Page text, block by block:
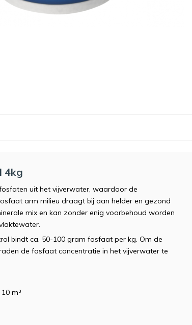
4kg
uit het vijverwater, waardoor de
arm milieu draagt bij aan helder en gezond
mix en kan zonder enig voorbehoud worden
bindt ca. 50-100 gram fosfaat per kg. Om de
de fosfaat concentratie in het vijverwater te
m³